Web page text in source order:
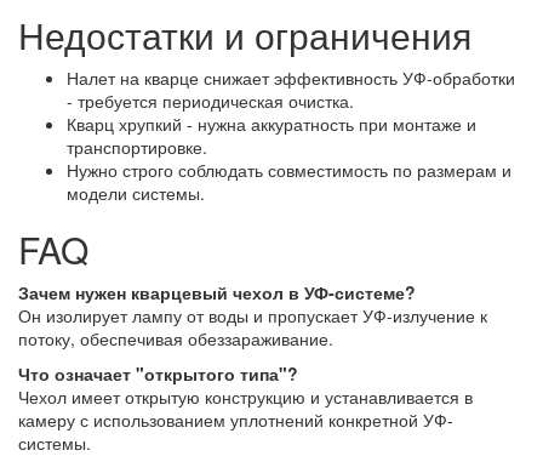
Недостатки и ограничения
Налет на кварце снижает эффективность УФ-обработки
- требуется периодическая очистка.
Кварц хрупкий - нужна аккуратность при монтаже и
транспортировке.
Нужно строго соблюдать совместимость по размерам и
модели системы.
FAQ
Зачем нужен кварцевый чехол в УФ-системе?
Он изолирует лампу от воды и пропускает УФ-излучение к
потоку, обеспечивая обеззараживание.
Что означает "открытого типа"?
Чехол имеет открытую конструкцию и устанавливается в
камеру с использованием уплотнений конкретной УФ-
системы.